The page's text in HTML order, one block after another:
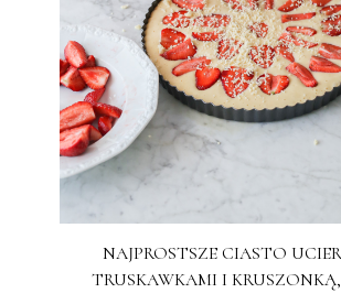
NAJPROSTSZE CIASTO
TRUSKAWKAMI I